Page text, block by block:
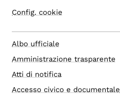
Config. cookie
Albo ufficiale
Amministrazione trasparente
Atti di notifica
Accesso civico e documentale